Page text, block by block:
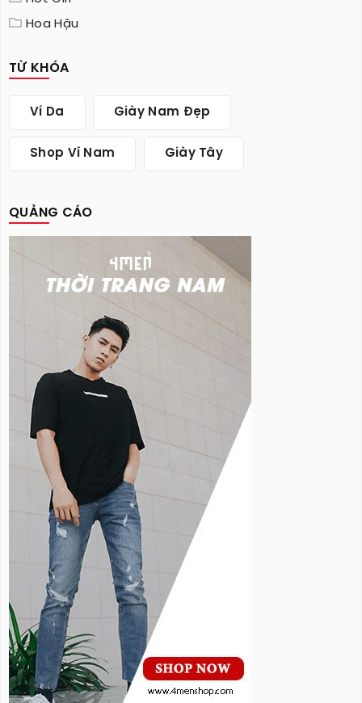
Hoa Hậu
TỪ KHÓA
Ví Da Giày Nam Đẹp
Shop Ví Nam Giày Tây
QUẢNG CÁO